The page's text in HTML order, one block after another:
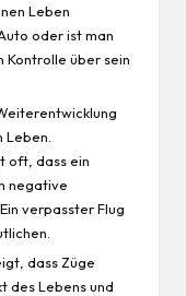
Leben
oder ist man
Kontrolle über sein
Leben.
oft, dass ein
negative
verpasster Flug
dass Züge
des Lebens und